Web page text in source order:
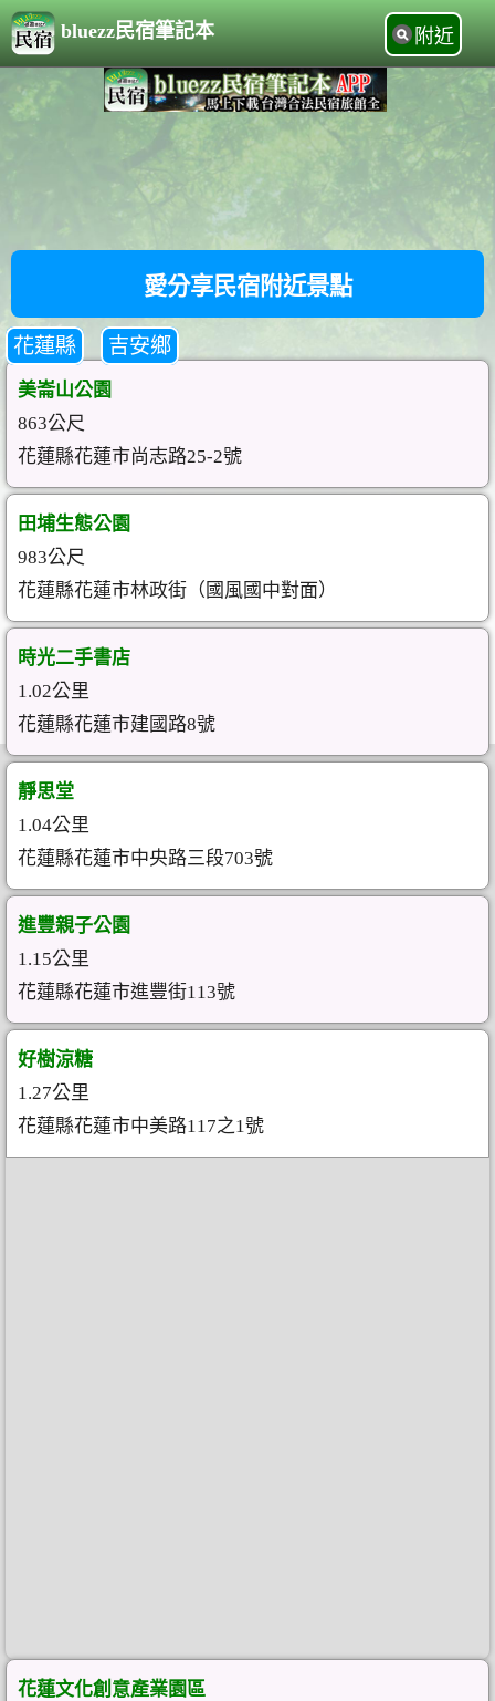
bluezz民宿筆記本 附近
愛分享民宿附近景點
花蓮縣 吉安鄉
美崙山公園
863公尺
花蓮縣花蓮市尚志路25-2號
田埔生態公園
983公尺
花蓮縣花蓮市林政街（國風國中對面）
時光二手書店
1.02公里
花蓮縣花蓮市建國路8號
靜思堂
1.04公里
花蓮縣花蓮市中央路三段703號
進豐親子公園
1.15公里
花蓮縣花蓮市進豐街113號
好樹涼糖
1.27公里
花蓮縣花蓮市中美路117之1號
花蓮文化創意產業園區